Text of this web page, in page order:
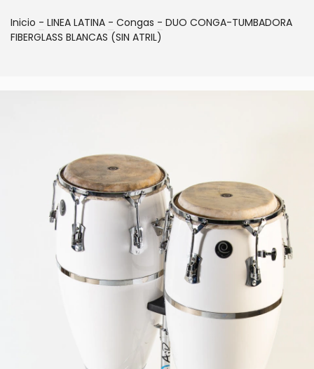
Inicio - LINEA LATINA - Congas - DUO CONGA-TUMBADORA
FIBERGLASS BLANCAS (SIN ATRIL)